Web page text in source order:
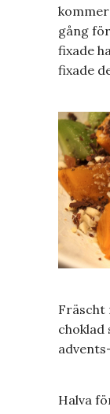
gång
fixade
fixade
Fräscht
choklad
Halva